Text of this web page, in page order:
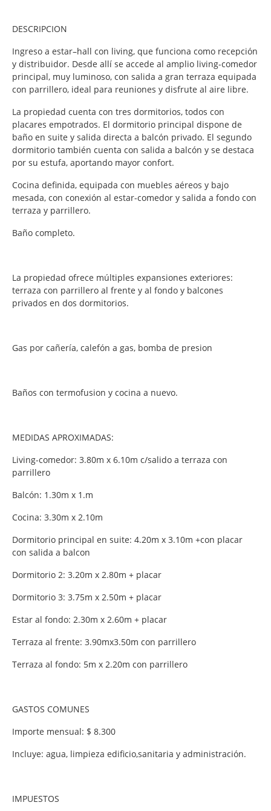
DESCRIPCION
Ingreso a estar–hall con living, que funciona como recepción
y distribuidor. Desde allí se accede al amplio living-comedor
principal, muy luminoso, con salida a gran terraza equipada
con parrillero, ideal para reuniones y disfrute al aire libre.
La propiedad cuenta con tres dormitorios, todos con
placares empotrados. El dormitorio principal dispone de
baño en suite y salida directa a balcón privado. El segundo
dormitorio también cuenta con salida a balcón y se destaca
por su estufa, aportando mayor confort.
Cocina definida, equipada con muebles aéreos y bajo
mesada, con conexión al estar-comedor y salida a fondo con
terraza y parrillero.
Baño completo.
La propiedad ofrece múltiples expansiones exteriores:
terraza con parrillero al frente y al fondo y balcones
privados en dos dormitorios.
Gas por cañería, calefón a gas, bomba de presion
Baños con termofusion y cocina a nuevo.
MEDIDAS APROXIMADAS:
Living-comedor: 3.80m x 6.10m c/salido a terraza con
parrillero
Balcón: 1.30m x 1.m
Cocina: 3.30m x 2.10m
Dormitorio principal en suite: 4.20m x 3.10m +con placar
con salida a balcon
Dormitorio 2: 3.20m x 2.80m + placar
Dormitorio 3: 3.75m x 2.50m + placar
Estar al fondo: 2.30m x 2.60m + placar
Terraza al frente: 3.90mx3.50m con parrillero
Terraza al fondo: 5m x 2.20m con parrillero
GASTOS COMUNES
Importe mensual: $ 8.300
Incluye: agua, limpieza edificio,sanitaria y administración.
IMPUESTOS